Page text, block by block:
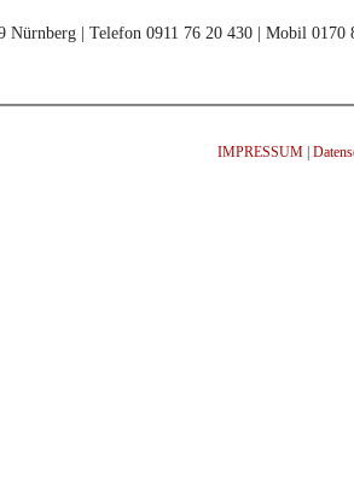
| Telefon 0911 76 20 430 | Mobil 0170
IMPRESSUM|